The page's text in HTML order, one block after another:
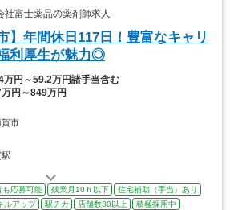
富士薬品の薬剤師求人
】年間休日117日！豊富なキャリ
利厚生が魅力◎
万円～59.2万円諸手当含む
万円～849万円
賀市
も応募可能 残業月10ｈ以下
住宅補助（手当）あり
ルアップ 駅チカ 店舗数30以上
積極採用中